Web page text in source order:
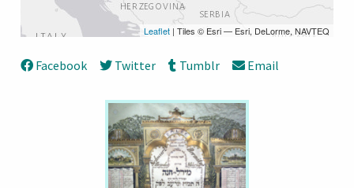
Leaflet | Tiles © Esri — Esri, DeLorme, NAVTEQ
Facebook Twitter Tumblr Email